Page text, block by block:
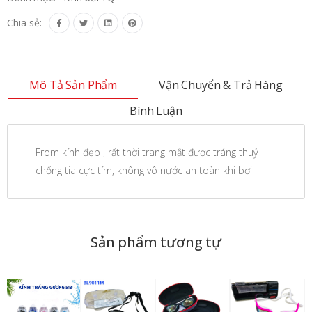
Chia sẻ:
Mô Tả Sản Phẩm
Vận Chuyển & Trả Hàng
Bình Luận
From kính đẹp , rất thời trang mắt được tráng thuỷ
chống tia cực tím, không vô nước an toàn khi bơi
Sản phẩm tương tự